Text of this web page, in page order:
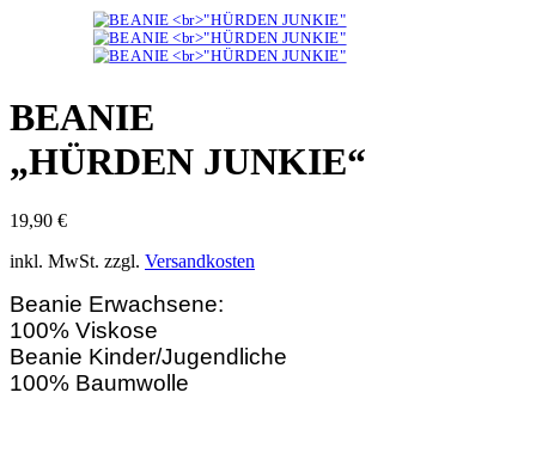
BEANIE
„HÜRDEN JUNKIE“
19,90 €
inkl. MwSt. zzgl. Versandkosten
Beanie Erwachsene:
100% Viskose
Beanie Kinder/Jugendliche
100% Baumwolle